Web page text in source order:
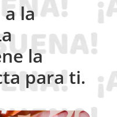
la
la
para ti.